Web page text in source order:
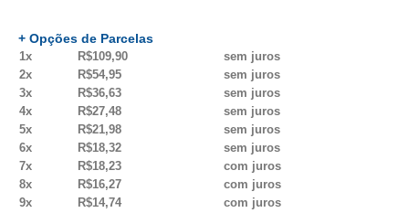
+ Opções de Parcelas
1x R$109,90
sem juros
2x
R$54,95
sem juros
3x
R$36,63
sem juros
4x
R$27,48
sem juros
5x
R$21,98
sem juros
6x
R$18,32
sem juros
7x
R$18,23
com juros
8x
R$16,27
com juros
9x
R$14,74
com juros